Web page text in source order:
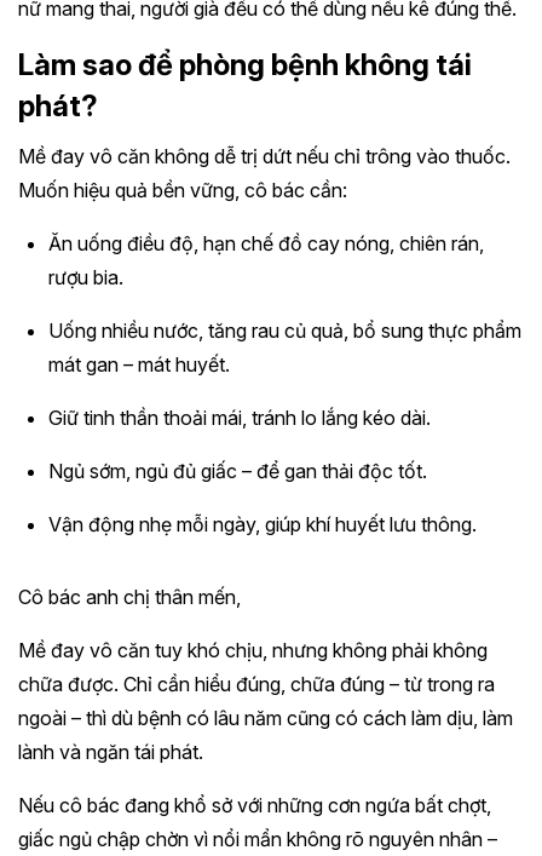
nữ mang thai, người già đều có thể dùng nếu kê đúng thể.
Làm sao để phòng bệnh không tái
phát?
Mề đay vô căn không dễ trị dứt nếu chỉ trông vào thuốc.
Muốn hiệu quả bền vững, cô bác cần:
Ăn uống điều độ, hạn chế đồ cay nóng, chiên rán,
rượu bia.
Uống nhiều nước, tăng rau củ quả, bổ sung thực phẩm
mát gan – mát huyết.
Giữ tinh thần thoải mái, tránh lo lắng kéo dài.
Ngủ sớm, ngủ đủ giấc – để gan thải độc tốt.
Vận động nhẹ mỗi ngày, giúp khí huyết lưu thông.
Cô bác anh chị thân mến,
Mề đay vô căn tuy khó chịu, nhưng không phải không
chữa được. Chỉ cần hiểu đúng, chữa đúng – từ trong ra
ngoài – thì dù bệnh có lâu năm cũng có cách làm dịu, làm
lành và ngăn tái phát.
Nếu cô bác đang khổ sở với những cơn ngứa bất chợt,
giấc ngủ chập chờn vì nổi mẩn không rõ nguyên nhân –